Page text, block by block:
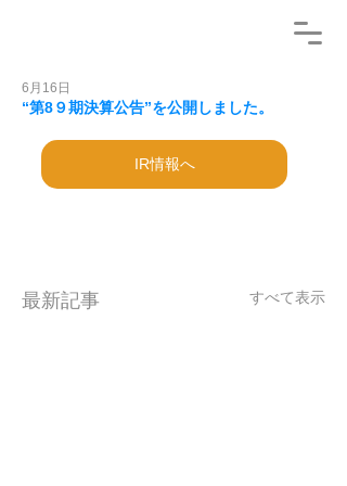
“第8９期決算公告”を公開しました。
6月16日
IR情報へ
最新記事 すべて表示